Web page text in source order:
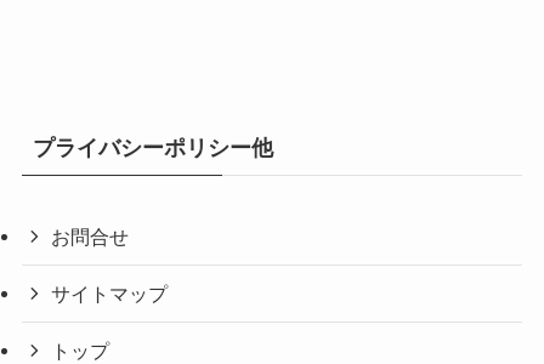
プライバシーポリシー他
お問合せ
サイトマップ
トップ